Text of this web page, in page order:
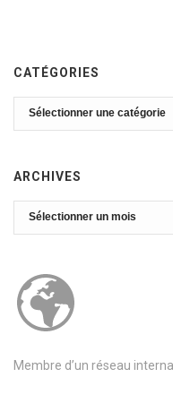
CATÉGORIES
Catégories
ARCHIVES
Archives
Membre d’un réseau